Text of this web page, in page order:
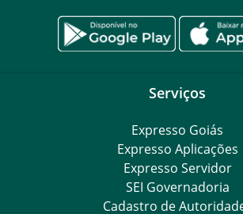
Serviços
Expresso Goiás
Expresso Aplicações
Expresso Servidor
SEI Governadoria
Cadastro de